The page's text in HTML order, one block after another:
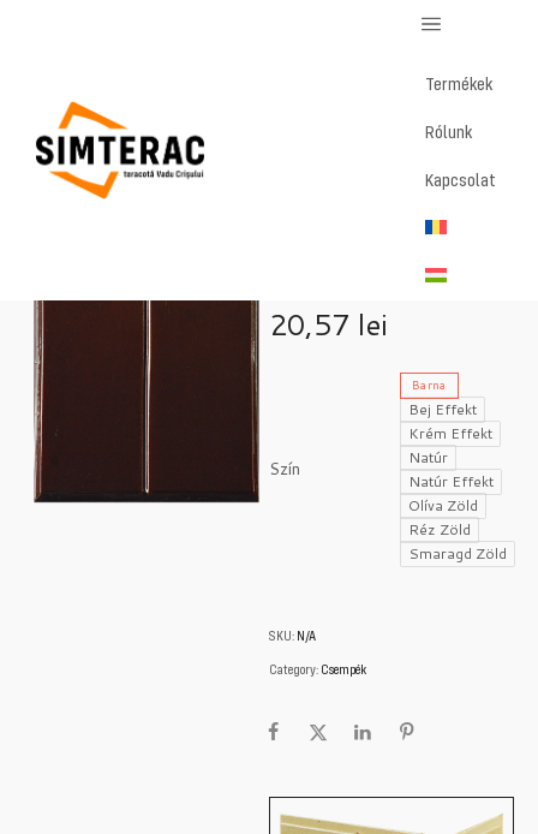
Termékek
Rólunk
Kapcsolat
Home / Magazin / Glat – Középcsempe
Középcsempe
20,57 lei
Szín
Barna
Bej Effekt
Krém Effekt
Natúr
Natúr Effekt
Olíva Zöld
Réz Zöld
Smaragd Zöld
SKU: N/A
Category: Csempék